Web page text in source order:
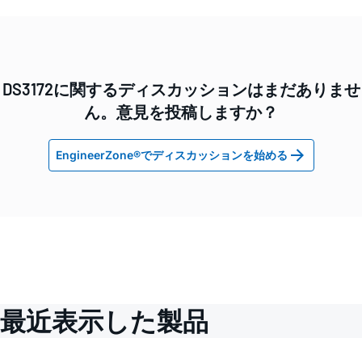
DS3172に関するディスカッションはまだありませ
ん。意見を投稿しますか？
EngineerZone®でディスカッションを始める
最近表示した製品